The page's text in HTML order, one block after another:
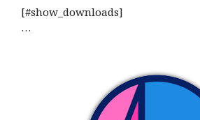
[#show_downloads]
…